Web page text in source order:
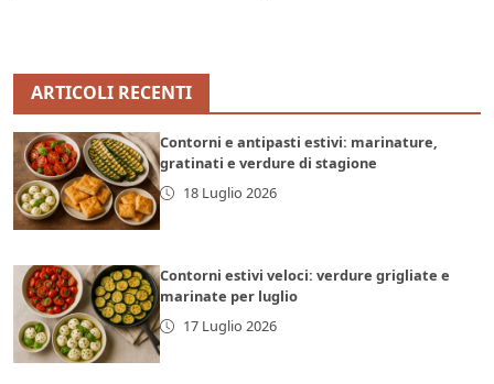
ARTICOLI RECENTI
Contorni e antipasti estivi: marinature,
gratinati e verdure di stagione
18 Luglio 2026
Contorni estivi veloci: verdure grigliate e
marinate per luglio
17 Luglio 2026